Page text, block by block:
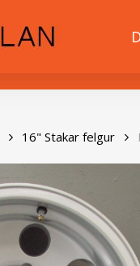
16" Stakar felgur